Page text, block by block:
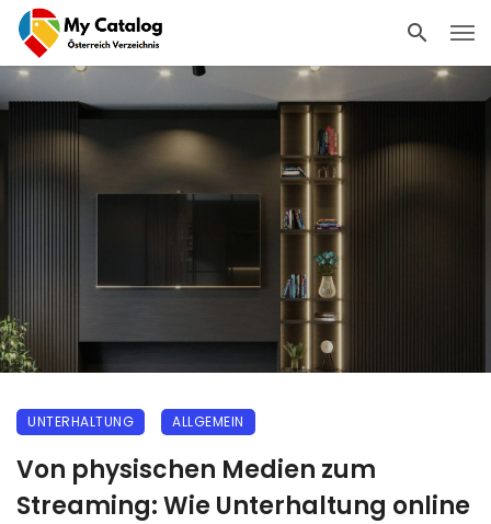
UNTERHALTUNG ALLGEMEIN
Von physischen Medien zum
Streaming: Wie Unterhaltung online